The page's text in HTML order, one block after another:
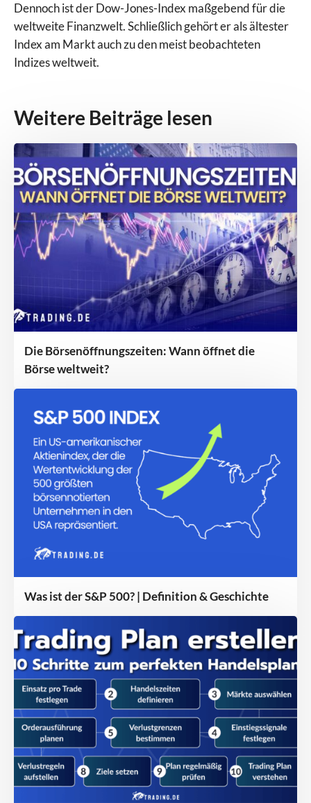
Dennoch ist der Dow-Jones-Index maßgebend für die
weltweite Finanzwelt. Schließlich gehört er als ältester
Index am Markt auch zu den meist beobachteten
Indizes weltweit.
Weitere Beiträge lesen
Die Börsenöffnungszeiten: Wann öffnet die
Börse weltweit?
Was ist der S&P 500? | Definition & Geschichte